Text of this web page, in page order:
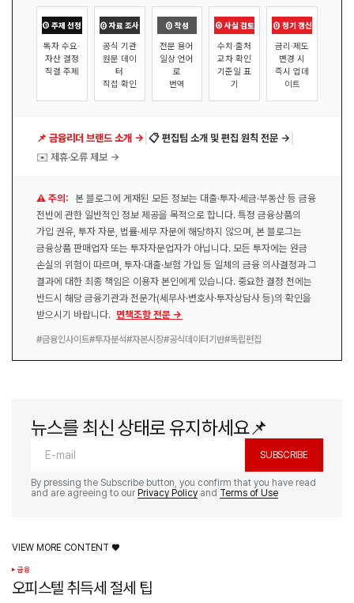
① 주제 선정
독자 수요·
자산 결정
직결 주제
② 자료 조사
공식 기관
원문 데이
터
직접 확인
③ 작성
전문 용어
일상 언어
로
번역
④ 사실 검토
수치·출처
교차 확인
기준일 표
기
⑤ 정기 갱신
금리·제도
변경 시
즉시 업데
이트
📌 금융리더 브랜드 소개 → 📋 편집팀 소개 및 편집 원칙 전문 →
✉️ 제휴·오류 제보 →
⚠️ 주의: 본 블로그에 게재된 모든 정보는 대출·투자·세금·부동산 등 금융
전반에 관한 일반적인 정보 제공을 목적으로 합니다. 특정 금융상품의
가입 권유, 투자 자문, 법률·세무 자문에 해당하지 않으며, 본 블로그는
금융상품 판매업자 또는 투자자문업자가 아닙니다. 모든 투자에는 원금
손실의 위험이 따르며, 투자·대출·보험 가입 등 일체의 금융 의사결정과 그
결과에 대한 최종 책임은 이용자 본인에게 있습니다. 중요한 결정 전에는
반드시 해당 금융기관과 전문가(세무사·변호사·투자상담사 등)의 확인을
받으시기 바랍니다. 면책조항 전문 →
#금융인사이트#투자분석#자본시장#공식데이터기반#독립편집
뉴스를 최신 상태로 유지하세요📌
SUBSCRIBE
By pressing the Subscribe button, you confirm that you have read
and are agreeing to our Privacy Policy and Terms of Use
VIEW MORE CONTENT ♥️
금융
오피스텔 취득세 절세 팁